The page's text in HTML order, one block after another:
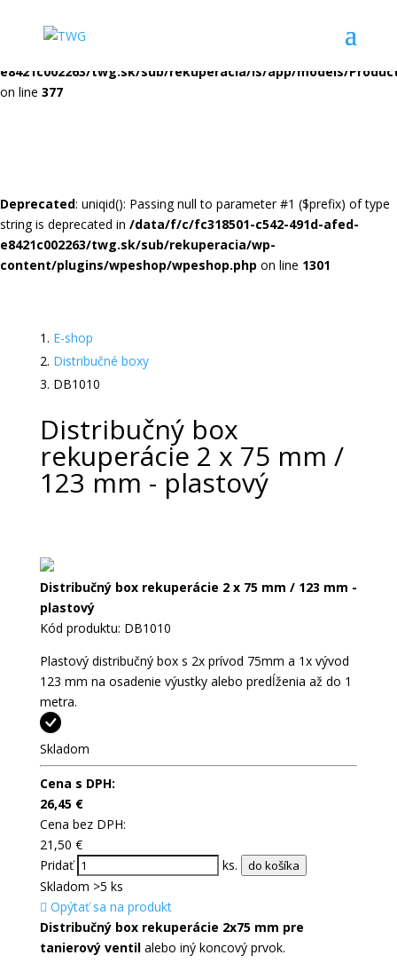
Deprecated: json_decode(): Passing null to parameter #1 ($json) of
/data/f/c/fc318501-c542-491d-afed-
e8421c002263/twg.sk/sub/rekuperacia/is/app/models/
on line 377
Deprecated: uniqid(): Passing null to parameter #1 ($prefix) of type
string is deprecated in /data/f/c/fc318501-c542-491d-afed-
e8421c002263/twg.sk/sub/rekuperacia/wp-
content/plugins/wpeshop/wpeshop.php on line 1301
E-shop
Distribučné boxy
DB1010
Distribučný box
rekuperácie 2 x 75 mm /
123 mm - plastový
Distribučný box rekuperácie 2 x 75 mm / 123 mm -
plastový
Kód produktu: DB1010
Plastový distribučný box s 2x prívod 75mm a 1x vývod
123 mm na osadenie výustky alebo predĺženia až do 1
metra.
Skladom
Cena s DPH:
26,45 €
Cena bez DPH:
21,50 €
Pridať
ks. do košíka
Skladom >5 ks
Opýtať sa na produkt
Distribučný box rekuperácie 2x75 mm pre
tanierový ventil alebo iný koncový prvok.